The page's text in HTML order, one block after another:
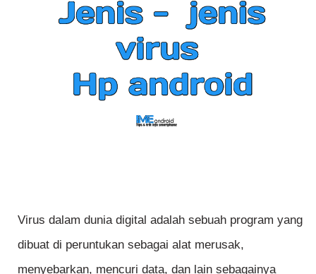
Virus dalam dunia digital adalah sebuah program yang
dibuat di peruntukan sebagai alat merusak,
menyebarkan, mencuri data, dan lain sebagainya